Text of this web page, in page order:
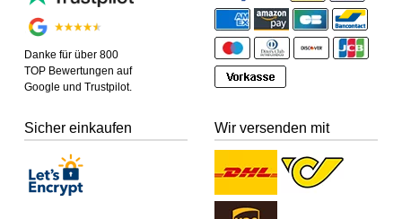
Danke für über 800
TOP Bewertungen auf
Google und Trustpilot.
Sicher einkaufen Wir versenden mit